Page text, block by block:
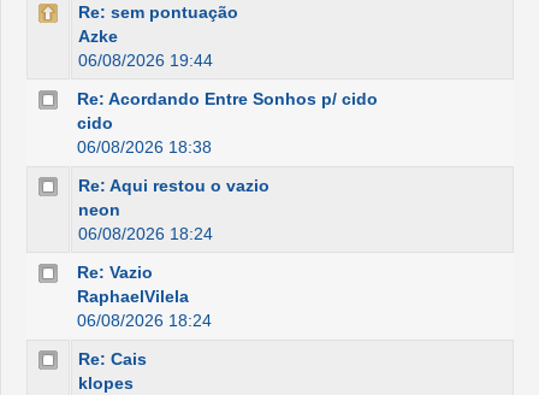
Re: sem pontuação
Azke
06/08/2026 19:44
Re: Acordando Entre Sonhos p/ cido
cido
06/08/2026 18:38
Re: Aqui restou o vazio
neon
06/08/2026 18:24
Re: Vazio
RaphaelVilela
06/08/2026 18:24
Re: Cais
klopes